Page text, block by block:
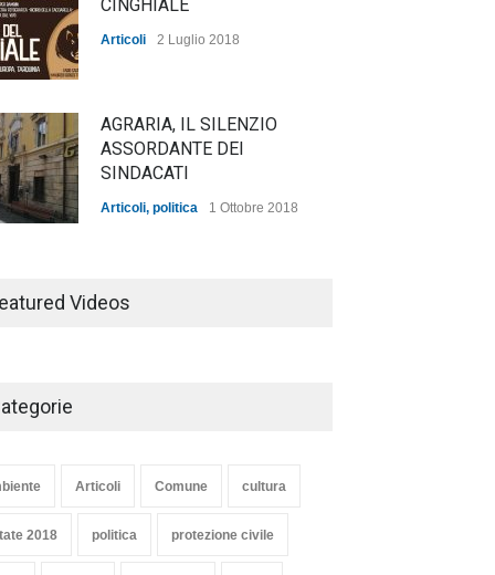
CINGHIALE
Articoli 2 Luglio 2018
AGRARIA, IL SILENZIO
ASSORDANTE DEI
SINDACATI
Articoli, politica 1 Ottobre 2018
Articoli cultura 8 Maggio 2020
Videos
Articoli Comune cultura
2018 politica protezione civile